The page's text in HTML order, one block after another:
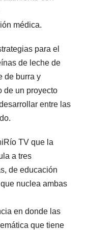
médica.
para el
de leche de
burra y
de un proyecto
entre las
TV que la
a tres
de educación
nuclea ambas
en donde las
que tiene